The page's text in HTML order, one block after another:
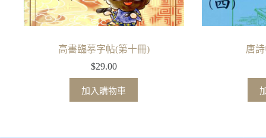
高書臨摹字帖(第十冊)
$29.00
加入購物車
唐